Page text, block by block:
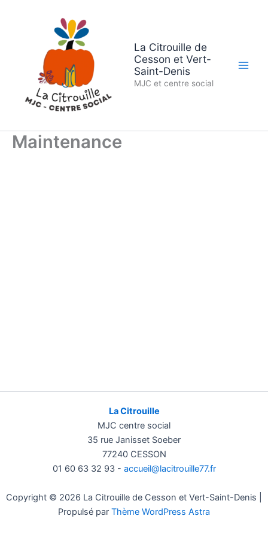
La Citrouille de
Cesson et Vert-
Saint-Denis
MJC et centre social
Maintenance
La Citrouille
MJC centre social
35 rue Janisset Soeber
77240 CESSON
01 60 63 32 93 - accueil@lacitrouille77.fr
Copyright © 2026 La Citrouille de Cesson et Vert-Saint-Denis |
Propulsé par Thème WordPress Astra